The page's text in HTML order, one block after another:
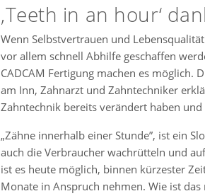
‚Teeth in an hour‘
Wenn Selbstvertrauen und
vor allem schnell Abhilfe geschaffen
CADCAM Fertigung machen es
am Inn, Zahnarzt und Zahntechniker
Zahntechnik bereits verändert haben
„Zähne innerhalb einer Stunde”, ist ein
auch die Verbraucher wachrütteln und
ist es heute möglich, binnen kürzester
Monate in Anspruch nehmen. Wie ist das